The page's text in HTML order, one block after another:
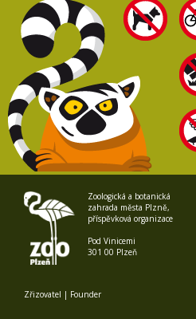
Zoologická a botanická
zahrada města Plzně,
příspěvková organizace
Pod Vinicemi
301 00 Plzeň
Zřizovatel | Founder